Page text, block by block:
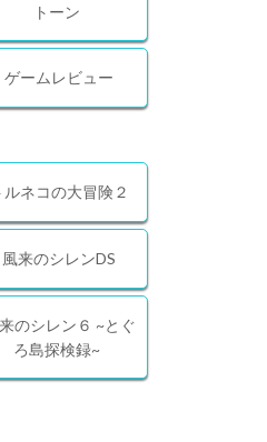
トーン
ゲームレビュー
ルネコの大冒険２
風来のシレンDS
のシレン６ ~とぐ
ろ島探検録~